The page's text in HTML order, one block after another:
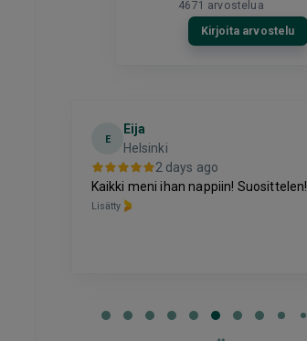
4671 arvostelua
Kirjoita arvostelu
E
Eija
Helsinki
2 days ago
Kaikki meni ihan nappiin! Suosittelen!
Lisätty